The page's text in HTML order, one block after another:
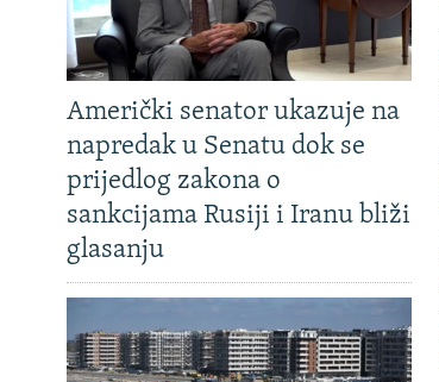
Američki senator ukazuje na
napredak u Senatu dok se
prijedlog zakona o
sankcijama Rusiji i Iranu bliži
glasanju